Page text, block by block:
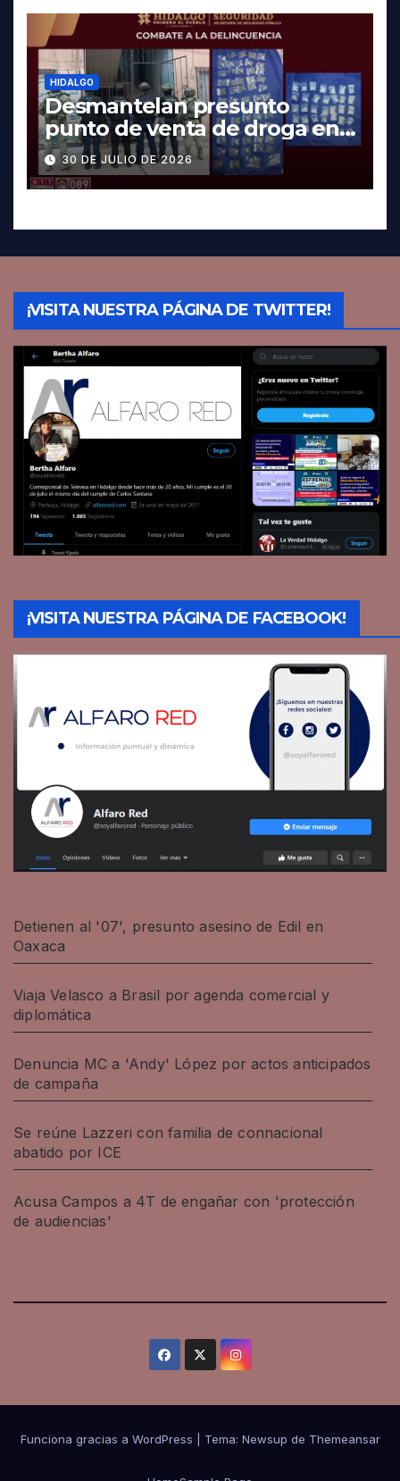
HIDALGO
Desmantelan presunto
punto de venta de droga en
Pachuca; hay dos detenidos
30 DE JULIO DE 2026
¡VISITA NUESTRA PÁGINA DE TWITTER!
¡VISITA NUESTRA PÁGINA DE FACEBOOK!
Detienen al '07', presunto asesino de Edil en
Oaxaca
Viaja Velasco a Brasil por agenda comercial y
diplomática
Denuncia MC a 'Andy' López por actos anticipados
de campaña
Se reúne Lazzeri con familia de connacional
abatido por ICE
Acusa Campos a 4T de engañar con 'protección
de audiencias'
Funciona gracias a WordPress Tema: Newsup de Themeansar